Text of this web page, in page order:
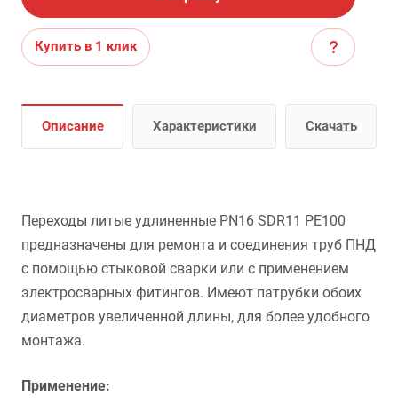
Купить в 1 клик
Описание Характеристики Скачать
Переходы литые удлиненные PN16 SDR11 PE100
предназначены для ремонта и соединения труб ПНД
с помощью стыковой сварки или с применением
электросварных фитингов. Имеют патрубки обоих
диаметров увеличенной длины, для более удобного
монтажа.
Применение: